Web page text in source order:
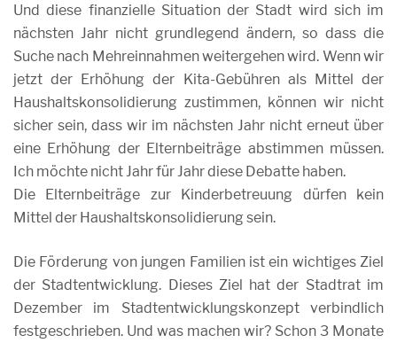
Und diese finanzielle Situation der Stadt wird sich im
nächsten Jahr nicht grundlegend ändern, so dass die
Suche nach Mehreinnahmen weitergehen wird. Wenn wir
jetzt der Erhöhung der Kita-Gebühren als Mittel der
Haushaltskonsolidierung zustimmen, können wir nicht
sicher sein, dass wir im nächsten Jahr nicht erneut über
eine Erhöhung der Elternbeiträge abstimmen müssen.
Ich möchte nicht Jahr für Jahr diese Debatte haben.
Die Elternbeiträge zur Kinderbetreuung dürfen kein
Mittel der Haushaltskonsolidierung sein.
Die Förderung von jungen Familien ist ein wichtiges Ziel
der Stadtentwicklung. Dieses Ziel hat der Stadtrat im
Dezember im Stadtentwicklungskonzept verbindlich
festgeschrieben. Und was machen wir? Schon 3 Monate